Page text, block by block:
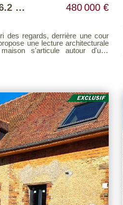
Maison contemporaine de 2015, 206.2 m² 480 000 €
une lecture architecturale
s'articule autour d'une
en rez-de-chaussée avec accès
autonome, tandis que l'étage
de larges baies à galandage
un atelier, une cave à vin, une
un escalier indépendant. Les
à condensation, menuiseries
: à
et 10 minutes à pied de la gare